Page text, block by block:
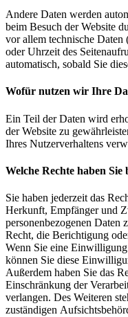
Andere Daten werden
beim Besuch der Website
vor allem technische Daten
oder Uhrzeit des
automatisch, sobald Sie
Wofür nutzen wir Ihre
Ein Teil der Daten wird
der Website zu
Ihres Nutzerverhaltens
Welche Rechte haben
Sie haben jederzeit das
Herkunft, Empfänger und
personenbezogenen Daten
Recht, die Berichtigung
Wenn Sie eine
können Sie diese
Außerdem haben Sie das
Einschränkung der
verlangen. Des Weiteren
zuständigen